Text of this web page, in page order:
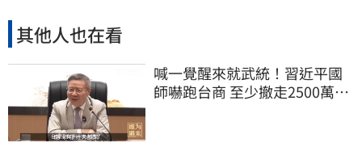
其他人也在看
喊一覺醒來就武統！習近平國
師嚇跑台商 至少撤走2500萬份